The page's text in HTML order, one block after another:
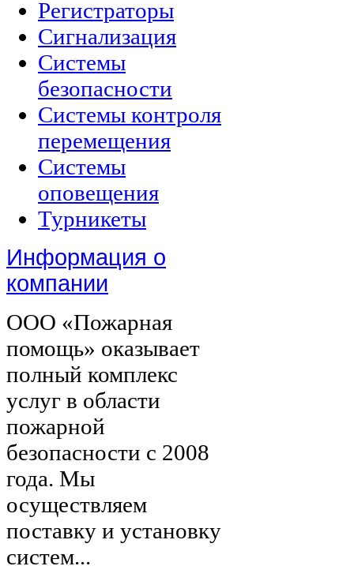
Регистраторы
Сигнализация
Системы
безопасности
Системы контроля
перемещения
Системы
оповещения
Турникеты
Информация о
компании
ООО «Пожарная
помощь» оказывает
полный комплекс
услуг в области
пожарной
безопасности с 2008
года. Мы
осуществляем
поставку и установку
систем...